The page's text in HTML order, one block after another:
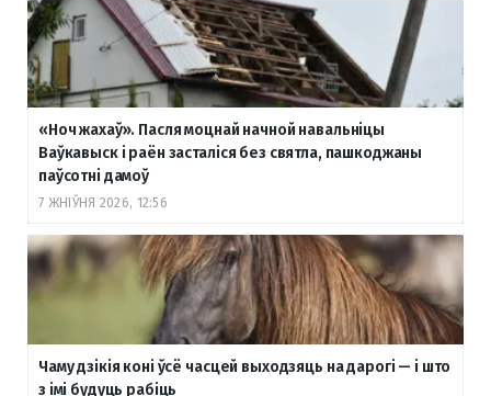
«Ноч жахаў». Пасля моцнай начной навальніцы
Ваўкавыск і раён засталіся без святла, пашкоджаны
паўсотні дамоў
7 ЖНІЎНЯ 2026, 12:56
Чаму дзікія коні ўсё часцей выходзяць на дарогі — і што
з імі будуць рабіць